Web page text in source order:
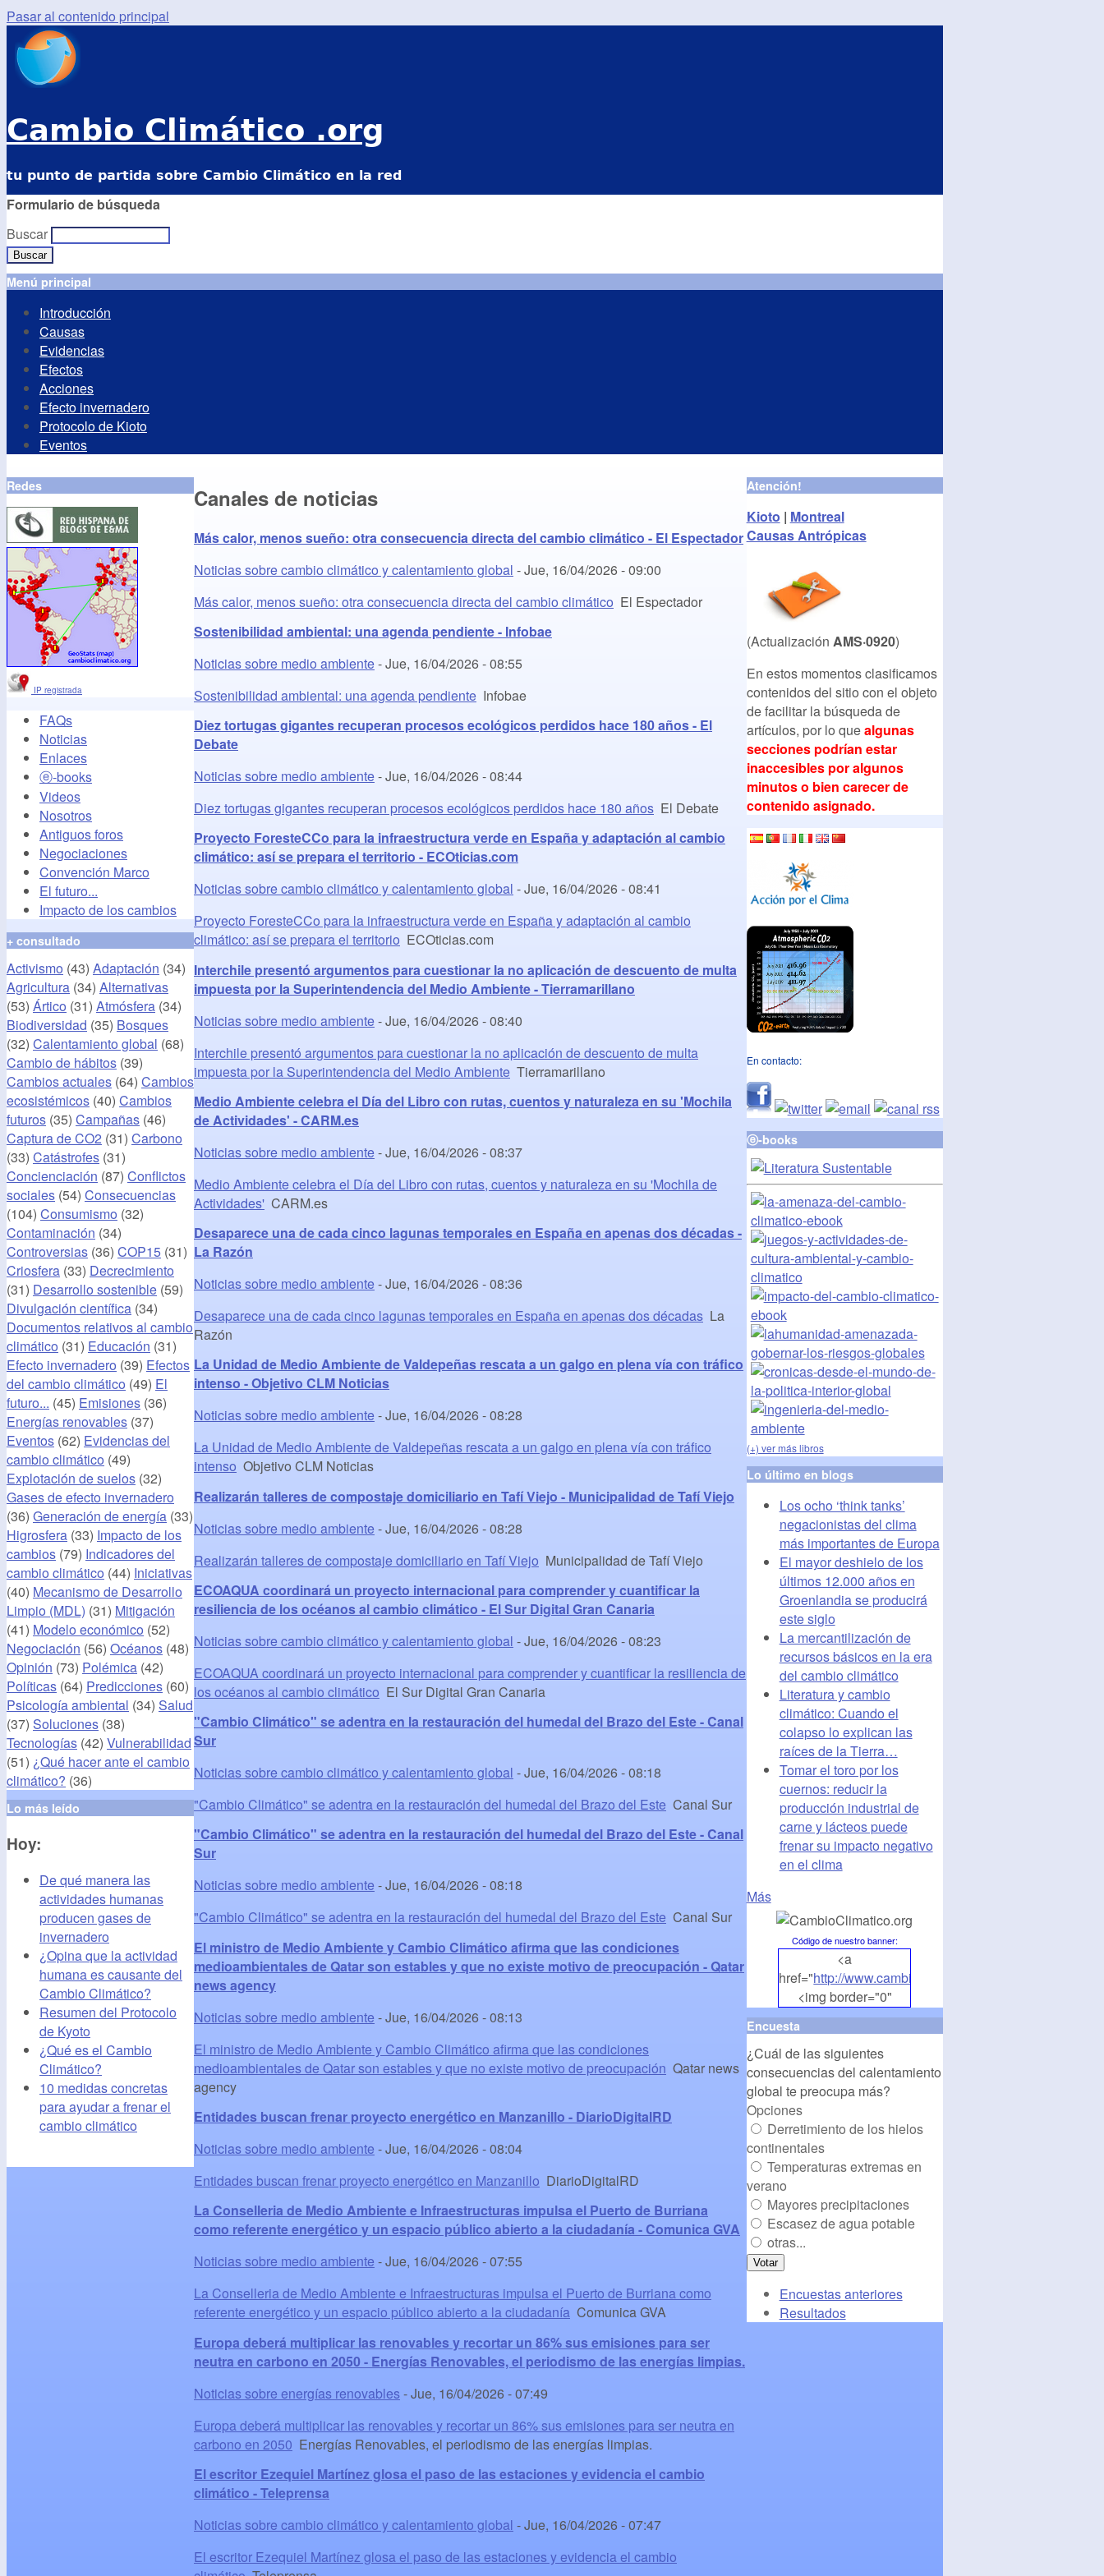
Pasar al contenido principal
Cambio Climático .org
tu punto de partida sobre Cambio Climático en la red
Formulario de búsqueda
Buscar
Menú principal
Introducción
Causas
Evidencias
Efectos
Acciones
Efecto invernadero
Protocolo de Kioto
Eventos
Canales de noticias
Más calor, menos sueño: otra consecuencia directa del cambio climático - El Espectador
Noticias sobre cambio climático y calentamiento global -Jue, 16/04/2026 - 09:00
Más calor, menos sueño: otra consecuencia directa del cambio climático El Espectador
Sostenibilidad ambiental: una agenda pendiente - Infobae
Noticias sobre medio ambiente-Jue, 16/04/2026 - 08:55
Sostenibilidad ambiental: una agenda pendiente Infobae
Diez tortugas gigantes recuperan procesos ecológicos perdidos hace 180 años - El
Debate
Noticias sobre medio ambiente-Jue, 16/04/2026 - 08:44
Diez tortugas gigantes recuperan procesos ecológicos perdidos hace 180 años El Debate
Proyecto ForesteCCo para la infraestructura verde en España y adaptación al cambio
climático: así se prepara el territorio - ECOticias.com
Noticias sobre cambio climático y calentamiento global -Jue, 16/04/2026 - 08:41
Proyecto ForesteCCo para la infraestructura verde en España y adaptación al cambio
climático: así se prepara el territorio ECOticias.com
Interchile presentó argumentos para cuestionar la no aplicación de descuento de multa
impuesta por la Superintendencia del Medio Ambiente - Tierramarillano
Noticias sobre medio ambiente-Jue, 16/04/2026 - 08:40
Interchile presentó argumentos para cuestionar la no aplicación de descuento de multa
impuesta por la Superintendencia del Medio Ambiente Tierramarillano
Medio Ambiente celebra el Día del Libro con rutas, cuentos y naturaleza en su 'Mochila
de Actividades' - CARM.es
Noticias sobre medio ambiente-Jue, 16/04/2026 - 08:37
Medio Ambiente celebra el Día del Libro con rutas, cuentos y naturaleza en su 'Mochila de
Actividades' CARM.es
Desaparece una de cada cinco lagunas temporales en España en apenas dos décadas -
La Razón
Noticias sobre medio ambiente-Jue, 16/04/2026 - 08:36
Desaparece una de cada cinco lagunas temporales en España en apenas dos décadas La
Razón
La Unidad de Medio Ambiente de Valdepeñas rescata a un galgo en plena vía con tráfico
intenso - Objetivo CLM Noticias
Noticias sobre medio ambiente -Jue, 16/04/2026 - 08:28
La Unidad de Medio Ambiente de Valdepeñas rescata a un galgo en plena vía con tráfico
intenso Objetivo CLM Noticias
Realizarán talleres de compostaje domiciliario en Tafí Viejo - Municipalidad de Tafí Viejo
Noticias sobre medio ambiente -Jue, 16/04/2026 - 08:28
Realizarán talleres de compostaje domiciliario en Tafí Viejo Municipalidad de Tafí Viejo
ECOAQUA coordinará un proyecto internacional para comprender y cuantificar la
resiliencia de los océanos al cambio climático - El Sur Digital Gran Canaria
Noticias sobre cambio climático y calentamiento global -Jue, 16/04/2026 - 08:23
ECOAQUA coordinará un proyecto internacional para comprender y cuantificar la resiliencia de
los océanos al cambio climático El Sur Digital Gran Canaria
"Cambio Climático" se adentra en la restauración del humedal del Brazo del Este - Canal
Sur
Noticias sobre cambio climático y calentamiento global -Jue, 16/04/2026 - 08:18
"Cambio Climático" se adentra en la restauración del humedal del Brazo del Este Canal Sur
"Cambio Climático" se adentra en la restauración del humedal del Brazo del Este - Canal
Sur
Noticias sobre medio ambiente -Jue, 16/04/2026 - 08:18
"Cambio Climático" se adentra en la restauración del humedal del Brazo del Este Canal Sur
El ministro de Medio Ambiente y Cambio Climático afirma que las condiciones
medioambientales de Qatar son estables y que no existe motivo de preocupación - Qatar
news agency
Noticias sobre medio ambiente -Jue, 16/04/2026 - 08:13
El ministro de Medio Ambiente y Cambio Climático afirma que las condiciones
medioambientales de Qatar son estables y que no existe motivo de preocupación Qatar news
agency
Entidades buscan frenar proyecto energético en Manzanillo - DiarioDigitalRD
Noticias sobre medio ambiente -Jue, 16/04/2026 - 08:04
Entidades buscan frenar proyecto energético en Manzanillo DiarioDigitalRD
La Conselleria de Medio Ambiente e Infraestructuras impulsa el Puerto de Burriana
como referente energético y un espacio público abierto a la ciudadanía - Comunica GVA
Noticias sobre medio ambiente -Jue, 16/04/2026 - 07:55
La Conselleria de Medio Ambiente e Infraestructuras impulsa el Puerto de Burriana como
referente energético y un espacio público abierto a la ciudadanía Comunica GVA
Europa deberá multiplicar las renovables y recortar un 86% sus emisiones para ser
neutra en carbono en 2050 - Energías Renovables, el periodismo de las energías limpias.
Noticias sobre energías renovables-Jue, 16/04/2026 - 07:49
Europa deberá multiplicar las renovables y recortar un 86% sus emisiones para ser neutra en
carbono en 2050 Energías Renovables, el periodismo de las energías limpias.
El escritor Ezequiel Martínez glosa el paso de las estaciones y evidencia el cambio
climático - Teleprensa
Noticias sobre cambio climático y calentamiento global -Jue, 16/04/2026 - 07:47
El escritor Ezequiel Martínez glosa el paso de las estaciones y evidencia el cambio
Redes
IP registrada
FAQs
Noticias
Enlaces
ⓔ-books
Videos
Nosotros
Antiguos foros
Negociaciones
Convención Marco
El futuro...
Impacto de los cambios
+ consultado
Activismo (43) Adaptación (34)
Agricultura (34) Alternativas
(53) Ártico (31) Atmósfera (34)
Biodiversidad (35) Bosques
(32) Calentamiento global (68)
Cambio de hábitos (39)
Cambios actuales (64) Cambios
ecosistémicos (40) Cambios
futuros (35) Campañas (46)
Captura de CO2 (31) Carbono
(33) Catástrofes (31)
Concienciación (87) Conflictos
sociales (54) Consecuencias
(104) Consumismo (32)
Contaminación (34)
Controversias (36) COP15 (31)
Criosfera (33) Decrecimiento
(31) Desarrollo sostenible (59)
Divulgación científica (34)
Documentos relativos al cambio
climático (31) Educación (31)
Efecto invernadero (39) Efectos
del cambio climático (49) El
futuro... (45) Emisiones (36)
Energías renovables (37)
Eventos (62) Evidencias del
cambio climático (49)
Explotación de suelos (32)
Gases de efecto invernadero
(36) Generación de energía (33)
Higrosfera (33) Impacto de los
cambios (79) Indicadores del
cambio climático (44) Iniciativas
(40) Mecanismo de Desarrollo
Limpio (MDL) (31) Mitigación
(41) Modelo económico (52)
Negociación (56) Océanos (48)
Opinión (73) Polémica (42)
Políticas (64) Predicciones (60)
Psicología ambiental (34) Salud
(37) Soluciones (38)
Tecnologías (42) Vulnerabilidad
(51) ¿Qué hacer ante el cambio
climático? (36)
Lo más leído
Hoy:
De qué manera las
actividades humanas
producen gases de
invernadero
¿Opina que la actividad
humana es causante del
Cambio Climático?
Resumen del Protocolo
de Kyoto
¿Qué es el Cambio
Climático?
10 medidas concretas
para ayudar a frenar el
cambio climático
Atención!
Kioto | Montreal
Causas Antrópicas
(Actualización AMS·0920)
En estos momentos clasificamos
contenidos del sitio con el objeto
de facilitar la búsqueda de
artículos, por lo quealgunas
secciones podrían estar
inaccesibles por algunos
minutos o bien carecer de
contenido asignado.
En contacto:
ⓔ-books
(+) ver más libros
Lo último en blogs
Los ocho ‘think tanks’
negacionistas del clima
más importantes de Europa
El mayor deshielo de los
últimos 12.000 años en
Groenlandia se producirá
este siglo
La mercantilización de
recursos básicos en la era
del cambio climático
Literatura y cambio
climático: Cuando el
colapso lo explican las
raíces de la Tierra…
Tomar el toro por los
cuernos: reducir la
producción industrial de
carne y lácteos puede
frenar su impacto negativo
en el clima
Más
Código de nuestro banner:
<a
href="http://www.cambioclimatico.org
<img border="0"
align="middle"
src="http://www.cambioclimatico.org/banners/
alt="CambioClimatico.org"
/></a>
Encuesta
¿Cuál de las siguientes
consecuencias del calentamiento
global te preocupa más?
Opciones
Derretimiento de los hielos
continentales
Temperaturas extremas en
verano
Mayores precipitaciones
Escasez de agua potable
otras...
Encuestas anteriores
Resultados